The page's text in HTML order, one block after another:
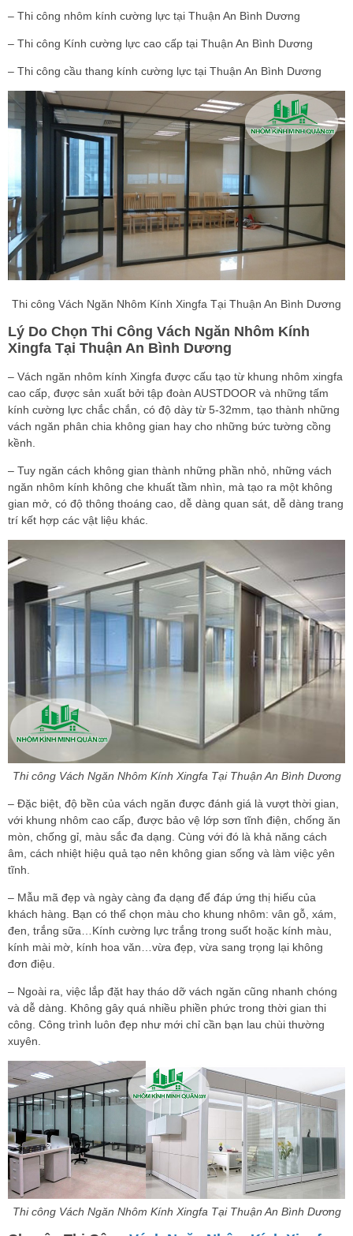
– Thi công nhôm kính cường lực tại Thuận An Bình Dương
– Thi công Kính cường lực cao cấp tại Thuận An Bình Dương
– Thi công cầu thang kính cường lực tại Thuận An Bình Dương
Thi công Vách Ngăn Nhôm Kính Xingfa Tại Thuận An Bình Dương
Lý Do Chọn Thi Công Vách Ngăn Nhôm Kính
Xingfa Tại Thuận An Bình Dương
– Vách ngăn nhôm kính Xingfa được cấu tạo từ khung nhôm xingfa
cao cấp, được sản xuất bởi tập đoàn AUSTDOOR và những tấm
kính cường lực chắc chắn, có độ dày từ 5-32mm, tạo thành những
vách ngăn phân chia không gian hay cho những bức tường cồng
kềnh.
– Tuy ngăn cách không gian thành những phần nhỏ, những vách
ngăn nhôm kính không che khuất tầm nhìn, mà tạo ra một không
gian mở, có độ thông thoáng cao, dễ dàng quan sát, dễ dàng trang
trí kết hợp các vật liệu khác.
Thi công Vách Ngăn Nhôm Kính Xingfa Tại Thuận An Bình Dương
– Đặc biệt, độ bền của vách ngăn được đánh giá là vượt thời gian,
với khung nhôm cao cấp, được bảo vệ lớp sơn tĩnh điện, chống ăn
mòn, chống gỉ, màu sắc đa dạng. Cùng với đó là khả năng cách
âm, cách nhiệt hiệu quả tạo nên không gian sống và làm việc yên
tĩnh.
– Mẫu mã đẹp và ngày càng đa dạng để đáp ứng thị hiếu của
khách hàng. Bạn có thể chọn màu cho khung nhôm: vân gỗ, xám,
đen, trắng sữa…Kính cường lực trắng trong suốt hoặc kính màu,
kính mài mờ, kính hoa văn…vừa đẹp, vừa sang trọng lại không
đơn điệu.
– Ngoài ra, việc lắp đặt hay tháo dỡ vách ngăn cũng nhanh chóng
và dễ dàng. Không gây quá nhiều phiền phức trong thời gian thi
công. Công trình luôn đẹp như mới chỉ cần bạn lau chùi thường
xuyên.
Thi công Vách Ngăn Nhôm Kính Xingfa Tại Thuận An Bình Dương